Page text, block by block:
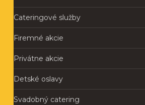
Cateringové služby
Firemné akcie
Privátne akcie
Detské oslavy
Svadobný catering